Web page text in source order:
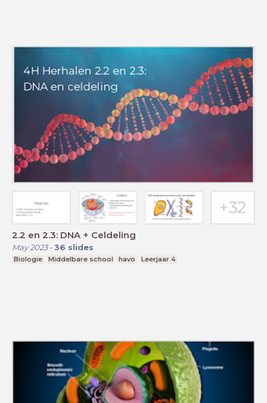
2.2 en 2.3: DNA + Celdeling
May 2023- 36 slides
Biologie Middelbare school havo Leerjaar 4